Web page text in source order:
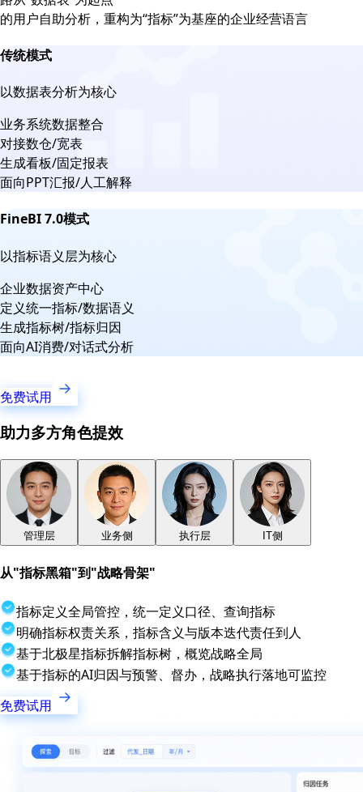
的用户自助分析，重构为“指标”为基座的企业经营语言
传统模式
以数据表分析为核心
业务系统数据整合
对接数仓/宽表
生成看板/固定报表
面向PPT汇报/人工解释
FineBI 7.0模式
以指标语义层为核心
企业数据资产中心
定义统一指标/数据语义
生成指标树/指标归因
面向AI消费/对话式分析
免费试用
助力多方角色提效
管理层 业务侧 执行层 IT侧
从"指标黑箱"到"战略骨架"
指标定义全局管控，统一定义口径、查询指标
明确指标权责关系，指标含义与版本迭代责任到人
基于北极星指标拆解指标树，概览战略全局
基于指标的AI归因与预警、督办，战略执行落地可监控
免费试用